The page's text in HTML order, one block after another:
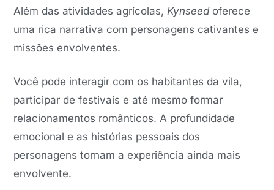
Além das atividades agrícolas, Kynseedoferece
uma rica narrativa com personagens cativantes e
missões envolventes.
Você pode interagir com os habitantes da vila,
participar de festivais e até mesmo formar
relacionamentos românticos. A profundidade
emocional e as histórias pessoais dos
personagens tornam a experiência ainda mais
envolvente.